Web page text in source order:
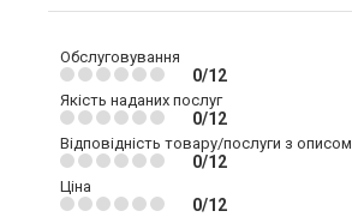
Обслуговування
0/12
Якість наданих послуг
0/12
Відповідність товару/послуги з описом
0/12
Ціна
0/12